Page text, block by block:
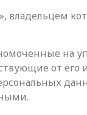
владельцем
на
от